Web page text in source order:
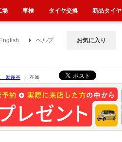
English ヘルプ お気に入り
新越谷 在庫
場 車検 タイヤ交換 新品タイヤ